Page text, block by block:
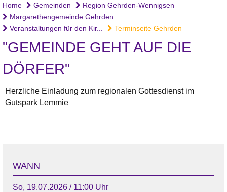
Home Gemeinden
Region Gehrden-Wennigsen
Margarethengemeinde Gehrden...
Veranstaltungen für den Kir...
Terminseite Gehrden
"GEMEINDE GEHT AUF DIE
DÖRFER"
Herzliche Einladung zum regionalen Gottesdienst im
Gutspark Lemmie
WANN
So, 19.07.2026 / 11:00 Uhr